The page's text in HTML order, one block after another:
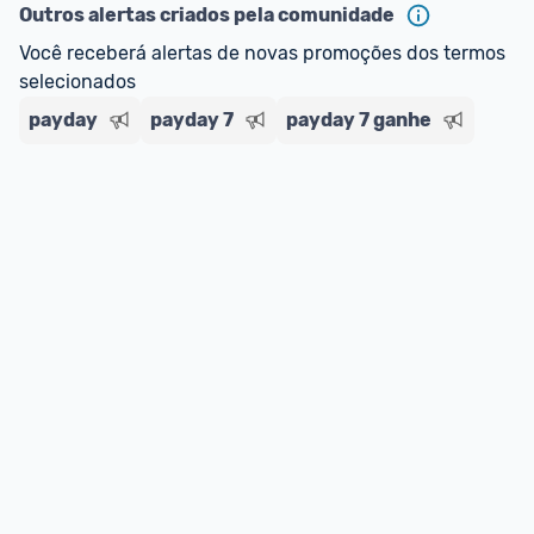
Outros alertas criados pela comunidade
Você receberá alertas de novas promoções dos termos
selecionados
payday
payday 7 payday 7 ganhe